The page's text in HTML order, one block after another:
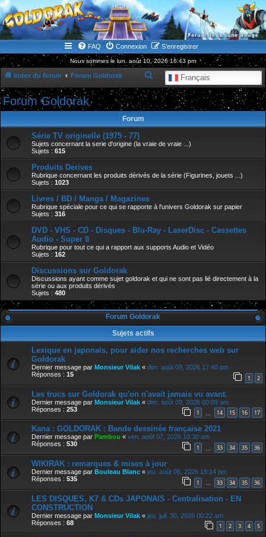
WWW.GOLDORAKGO.COM
le site de la Lune Rouge
FAQ Connexion S’enregistrer
Nous sommes le lun. août 10, 2026 16:43 pm
Index du forum Forum Goldorak Français
e
c
r
c
h
e
r
Forum Goldorak
Forum
Série TV originelle (1975 - 77)
Sujets concernant la serie d'origine (la vraie de vraie ...)
Sujets : 615
Produits Derives
Rubrique concernant les produits dérivés de la série (Figurines, jouets ...)
Sujets : 1023
Livres / BD / Manga / Magazines
Rubrique spéciale pour ce qui se rapporte à l'univers Goldorak sur papier
Sujets : 316
DVD - VHS - CD - Disques - Blu-Ray - LaserDisc - Cassettes
Audio - Super 8
Rubrique pour tout ce qui a rapport aux supports Audio et Vidéo
Sujets : 162
Discussions sur Goldorak
Discussions ayant comme sujet goldorak et qui ne sont pas lié directement à la
série ou aux produits dérivés
Sujets : 480
Forum Goldorak
Sujets actifs
Lexique en japonais, pour aider nos recherches web sur
Goldorak
Dernier message par Monsieur Vilak « dim. août 09, 2026 17:40 pm
Réponses : 15 1 2
Les trucs sur Goldorak qu'on n'avait jamais vu avant.
Dernier message par Monsieur Vilak « dim. août 09, 2026 00:09 am
Réponses : 253 1 14 15 16 17
Kana : GOLDORAK : Bande dessinée française 2021
Dernier message par Pambou « ven. août 07, 2026 10:30 am
Réponses : 530 1 33 34 35 36
WIKIRAK : remarques & mises à jour
Dernier message par Bouleau Blanc « jeu. août 06, 2026 18:14 pm
Réponses : 535 1 … 33 34 35 36
LES DISQUES, K7 & CDs JAPONAIS - Centralisation - EN
CONSTRUCTION
Dernier message par Monsieur Vilak « jeu. juil. 30, 2026 00:22 am
Réponses : 68 1 2 3 4 5